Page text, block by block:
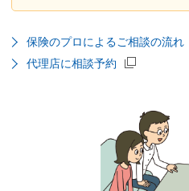
保険のプロによるご相談の流れ
代理店に相談予約